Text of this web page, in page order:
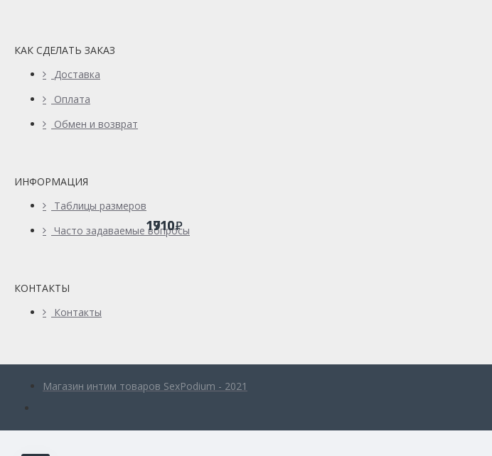
1710
1910
КАК СДЕЛАТЬ ЗАКАЗ
Доставка
Оплата
Обмен и возврат
ИНФОРМАЦИЯ
Таблицы размеров
Часто задаваемые вопросы
КОНТАКТЫ
Контакты
Магазин интим товаров SexPodium - 2021